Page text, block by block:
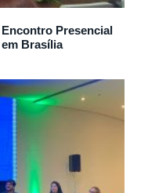
Presencial
Brasília